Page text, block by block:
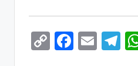
C F
E
T